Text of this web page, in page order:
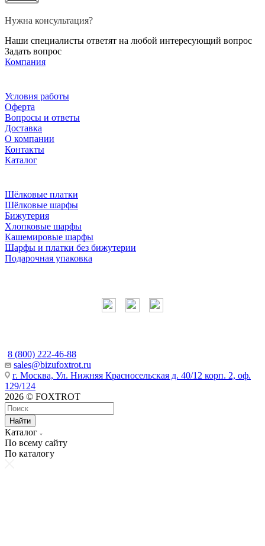
Нужна консультация?
Наши специалисты ответят на любой интересующий вопрос
Задать вопрос
Компания
Условия работы
Оферта
Вопросы и ответы
Доставка
О компании
Контакты
Каталог
Шёлковые платки
Шёлковые шарфы
Бижутерия
Хлопковые шарфы
Кашемировые шарфы
Шарфы и платки без бижутерии
Подарочная упаковка
8 (800) 222-46-88
sales@bizufoxtrot.ru
г. Москва, Ул. Нижняя Красносельская д. 40/12 корп. 2, оф.
129/124
2026 © FOXTROT
Найти
Каталог
По всему сайту
По каталогу